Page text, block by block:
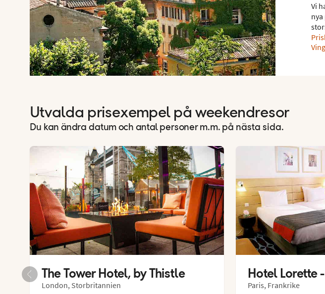
Vi
nya
Utvalda prisexempel på weekendresor
Du kan ändra datum och antal personer m.m. på nästa sida.
The Tower Hotel, by Thistle
London, Storbritannien
Hotel Lorette
Paris, Frankrike